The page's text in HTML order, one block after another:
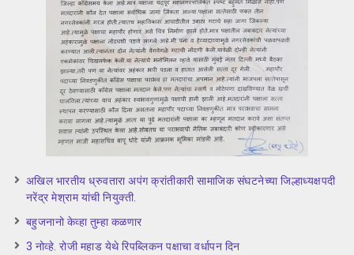
अखिल भारतीय ध्रुवतारा अपंग क्रांतीकारी सामाजिक संघटनेच्या जिल्हाध्यक्षपदी
नरेंद्र मेश्राम यांची नियुक्ती.
बहुजनानो केव्हा तुम्हा कळणार
3 नोव्हे. रोजी महाड येथे रिपब्लिकन पक्षाचा वर्धापन दिन